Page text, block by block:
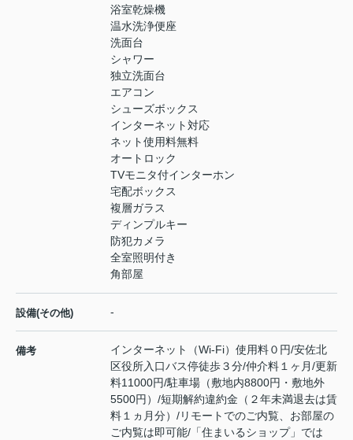
浴室乾燥機
温水洗浄便座
洗面台
シャワー
独立洗面台
エアコン
シューズボックス
インターネット対応
ネット使用料無料
オートロック
TVモニタ付インターホン
宅配ボックス
複層ガラス
ディンプルキー
防犯カメラ
全室照明付き
角部屋
設備(その他) -
備考
インターネット（Wi-Fi）使用料０円/安佐北
区役所入口バス停徒歩３分/仲介料１ヶ月/更新
料11000円/駐車場（敷地内8800円・敷地外
5500円）/短期解約違約金（２年未満退去は賃
料１ヵ月分）/リモートでのご内覧、お部屋の
ご内覧は即可能/「住まいるショップ」では